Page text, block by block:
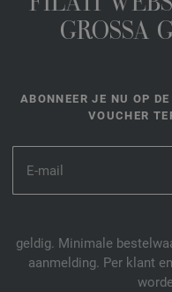
GROSSA
ABONNEER JE NU OP
VOUCHER
geldig. Minimale
aanmelding. Per klant